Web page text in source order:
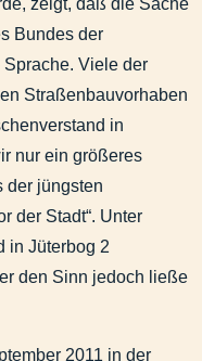
zeigt, daß die Sache
Bundes der
Viele der
Straßenbauvorhaben
in
nur ein größeres
der jüngsten
der Stadt“. Unter
in Jüterbog 2
den Sinn jedoch ließe
2011 in der